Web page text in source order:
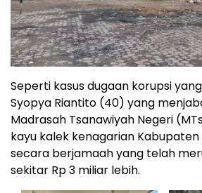
Seperti kasus dugaan korupsi
Syopya Riantito (40) yang
Madrasah Tsanawiyah Negeri
kayu kalek kenagarian Kabupaten
secara berjamaah yang telah
sekitar Rp 3 miliar lebih.